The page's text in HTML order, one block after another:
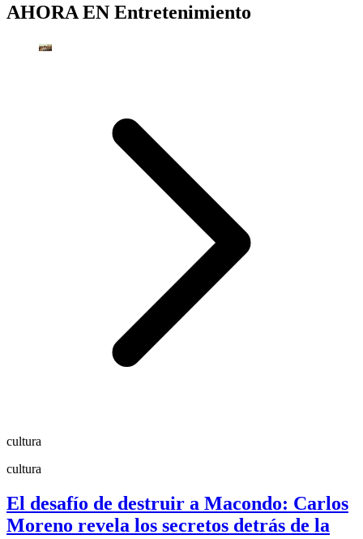
AHORA EN Entretenimiento
cultura
cultura
El desafío de destruir a Macondo: Carlos
Moreno revela los secretos detrás de la